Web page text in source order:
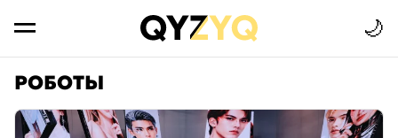
🌙
РОБОТЫ